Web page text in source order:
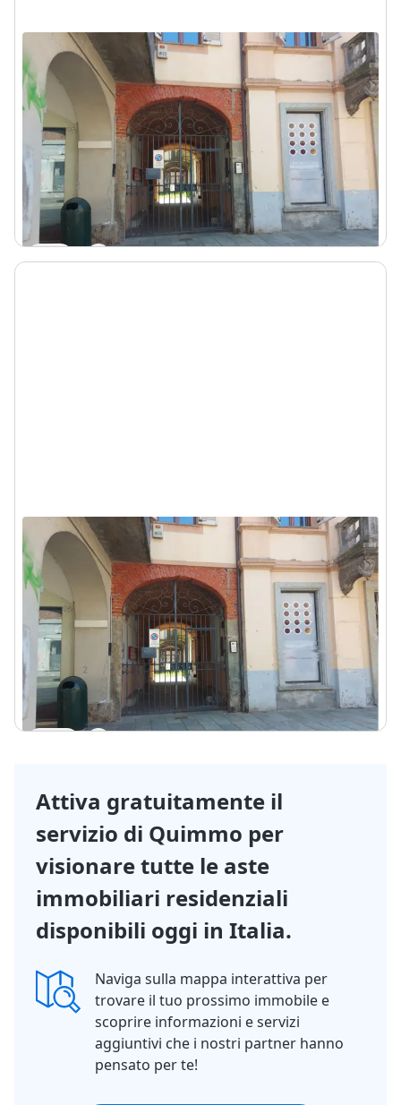
Locale commerciale in centro
storico
Chivasso (Torino) - V. Torino, 25, 10034 Chivasso TO,
Italia
DA
36.000 €
37 m 2
Visita Messaggio Chiama
Locale commerciale ex ristorante
con area esterna privata
Chivasso (Torino) - V. Torino, 25, 10034 Chivasso TO,
Italia
DA 360.000 €
100 m 2 8 Locali 1
Bagno
Visita
Messaggio Chiama
Attiva gratuitamente il
servizio di Quimmo per
visionare tutte le aste
immobiliari residenziali
disponibili oggi in Italia.
Naviga sulla mappa interattiva per
trovare il tuo prossimo immobile e
scoprire informazioni e servizi
aggiuntivi che i nostri partner hanno
pensato per te!